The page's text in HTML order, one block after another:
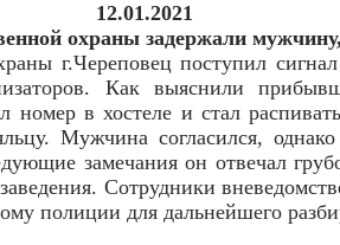
12.01.2021
охраны задержали
г.Череповец поступил
Как выяснили
номер в хостеле и стал
Мужчина согласился,
замечания он отвечал
Сотрудники
полиции для дальнейшего